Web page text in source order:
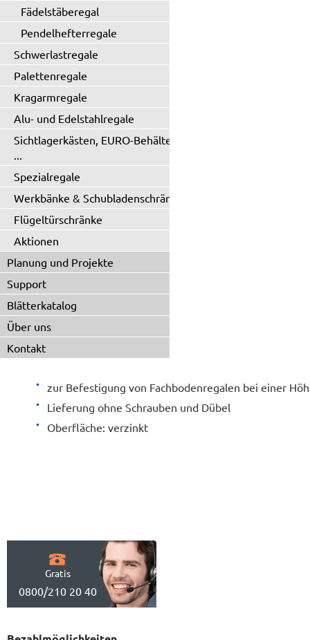
Fädelstäberegal
Pendelhefterregale
Schwerlastregale
Palettenregale
Kragarmregale
Alu- und Edelstahlregale
Sichtlagerkästen, EURO-Behälter
...
Spezialregale
Werkbänke & Schubladenschränke
Flügeltürschränke
Aktionen
Planung und Projekte
Support
Blätterkatalog
Über uns
Kontakt
zur Befestigung von Fachbodenregalen bei einer
Lieferung ohne Schrauben und Dübel
Oberfläche: verzinkt
Gratis
0800/210 20 40